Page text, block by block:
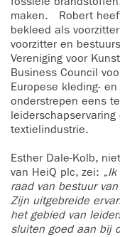
maken. Robert
bekleed als
voorzitter en
Vereniging voor
Business Council
Europese kleding-
onderstrepen eens
textielindustrie.
Esther Dale-Kolb,
van HeiQ plc, zei:
raad van bestuur
Zijn uitgebreide
het gebied van
sluiten goed aan bij